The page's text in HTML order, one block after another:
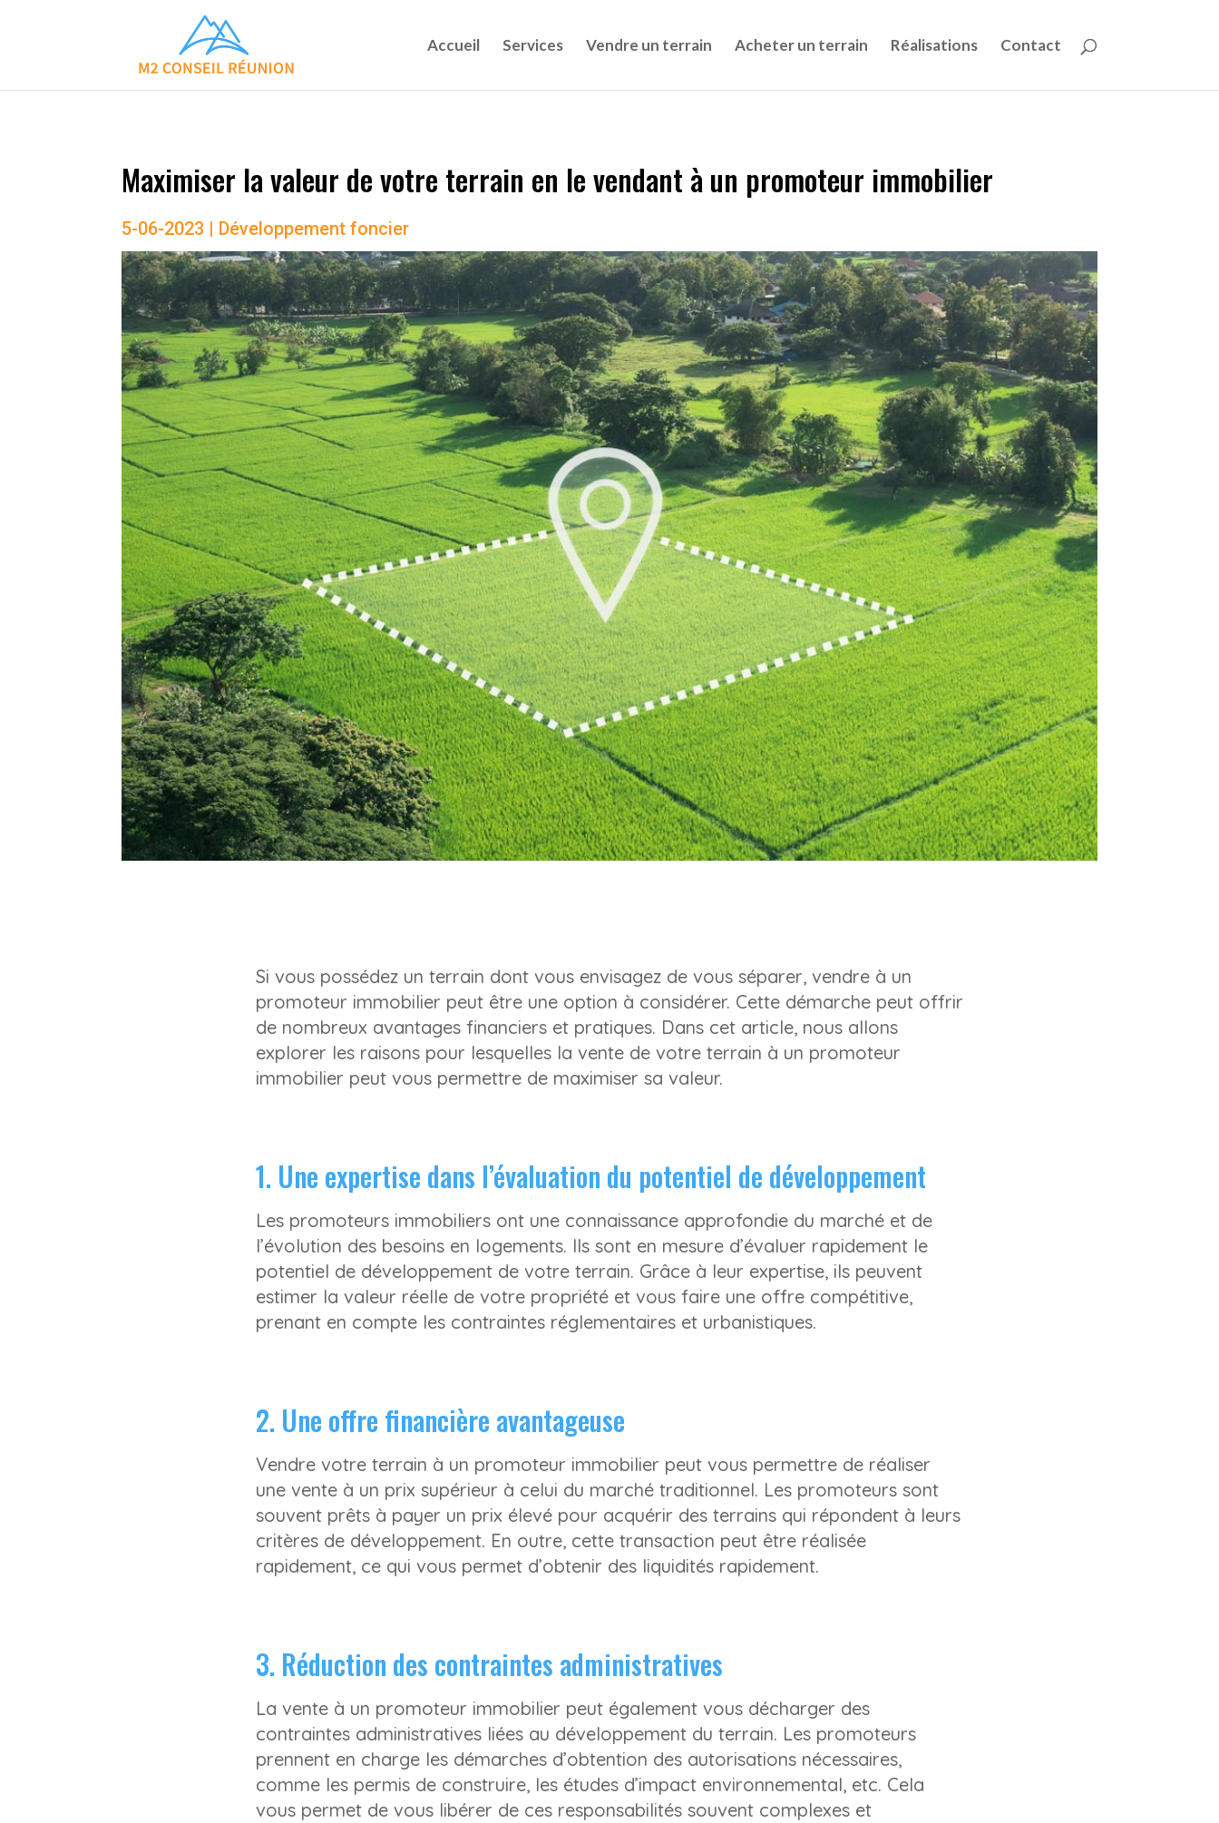
Accueil Services Vendre un terrain Acheter un terrain Réalisations Contact
Maximiser la valeur de votre terrain en le vendant à un promoteur immobilier
5-06-2023 | Développement foncier
Si vous possédez un terrain dont vous envisagez de vous séparer, vendre à un
promoteur immobilier peut être une option à considérer. Cette démarche peut offrir
de nombreux avantages financiers et pratiques. Dans cet article, nous allons
explorer les raisons pour lesquelles la vente de votre terrain à un promoteur
immobilier peut vous permettre de maximiser sa valeur.
1. Une expertise dans l’évaluation du potentiel de développement
Les promoteurs immobiliers ont une connaissance approfondie du marché et de
l’évolution des besoins en logements. Ils sont en mesure d’évaluer rapidement le
potentiel de développement de votre terrain. Grâce à leur expertise, ils peuvent
estimer la valeur réelle de votre propriété et vous faire une offre compétitive,
prenant en compte les contraintes réglementaires et urbanistiques.
2. Une offre financière avantageuse
Vendre votre terrain à un promoteur immobilier peut vous permettre de réaliser
une vente à un prix supérieur à celui du marché traditionnel. Les promoteurs sont
souvent prêts à payer un prix élevé pour acquérir des terrains qui répondent à leurs
critères de développement. En outre, cette transaction peut être réalisée
rapidement, ce qui vous permet d’obtenir des liquidités rapidement.
3. Réduction des contraintes administratives
La vente à un promoteur immobilier peut également vous décharger des
contraintes administratives liées au développement du terrain. Les promoteurs
prennent en charge les démarches d’obtention des autorisations nécessaires,
comme les permis de construire, les études d’impact environnemental, etc. Cela
vous permet de vous libérer de ces responsabilités souvent complexes et